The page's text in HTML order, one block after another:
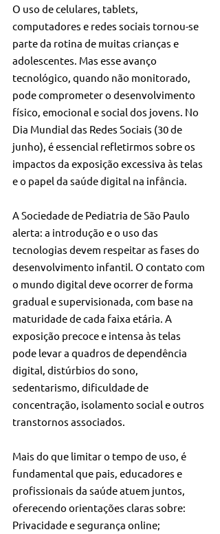
O uso de celulares, tablets,
computadores e redes sociais tornou-se
parte da rotina de muitas crianças e
adolescentes. Mas esse avanço
tecnológico, quando não monitorado,
pode comprometer o desenvolvimento
físico, emocional e social dos jovens. No
Dia Mundial das Redes Sociais (30 de
junho), é essencial refletirmos sobre os
impactos da exposição excessiva às telas
e o papel da saúde digital na infância.
A Sociedade de Pediatria de São Paulo
alerta: a introdução e o uso das
tecnologias devem respeitar as fases do
desenvolvimento infantil. O contato com
o mundo digital deve ocorrer de forma
gradual e supervisionada, com base na
maturidade de cada faixa etária. A
exposição precoce e intensa às telas
pode levar a quadros de dependência
digital, distúrbios do sono,
sedentarismo, dificuldade de
concentração, isolamento social e outros
transtornos associados.
Mais do que limitar o tempo de uso, é
fundamental que pais, educadores e
profissionais da saúde atuem juntos,
oferecendo orientações claras sobre:
Privacidade e segurança online;